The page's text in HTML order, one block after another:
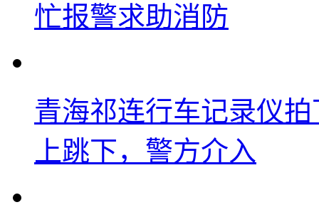
忙报警求助消防
青海祁连行车记录仪
上跳下，警方介入